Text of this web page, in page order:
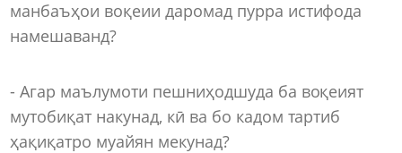
манбаъҳои воқеии даромад пурра истифода
намешаванд?
- Агар маълумоти пешниҳодшуда ба воқеият
мутобиқат накунад, кӣ ва бо кадом тартиб
ҳақиқатро муайян мекунад?